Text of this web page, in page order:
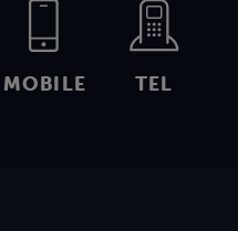
MOBILE TEL